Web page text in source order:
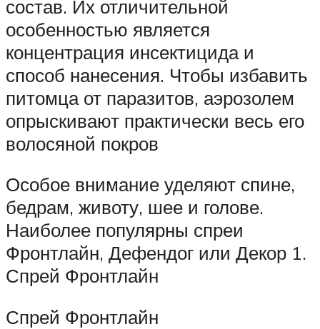
состав. Их отличительной
особенностью является
концентрация инсектицида и
способ нанесения. Чтобы избавить
питомца от паразитов, аэрозолем
опрыскивают практически весь его
волосяной покров
Особое внимание уделяют спине,
бедрам, животу, шее и голове.
Наиболее популярны спреи
Фронтлайн, Дефендог или Декор 1.
Спрей Фронтлайн
Спрей Фронтлайн